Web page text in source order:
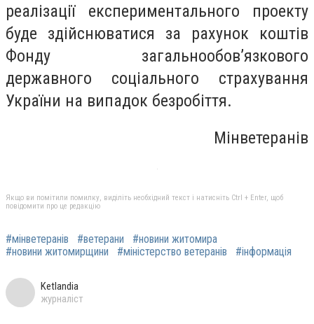
реалізації експериментального проекту
буде здійснюватися за рахунок коштів
Фонду загальнообов’язкового
державного соціального страхування
України на випадок безробіття.
Мінветеранів
Якщо ви помітили помилку, виділіть необхідний текст і натисніть Ctrl + Enter, щоб
повідомити про це редакцію
#мінветеранів #ветерани
#новини житомира
#новини житомирщини
#міністерство ветеранів #інформація
Ketlandia
журналіст